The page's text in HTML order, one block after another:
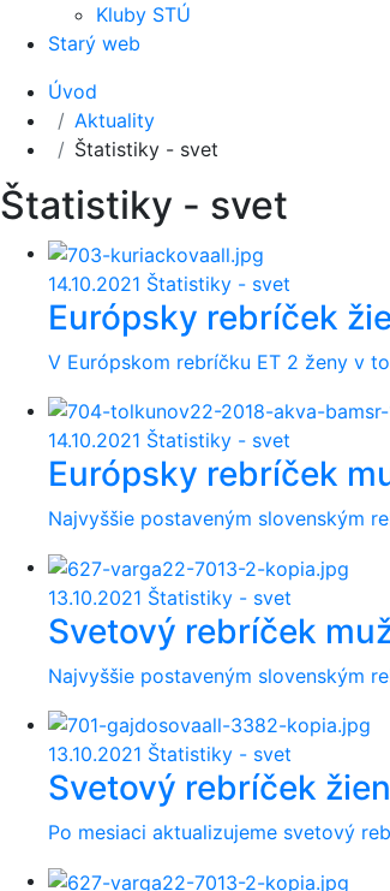
Kluby STÚ
Starý web
Úvod
Aktuality
Štatistiky - svet
Štatistiky - svet
14.10.2021 Štatistiky - svet
Európsky rebríček
V Európskom rebríčku ET 2 ženy v
14.10.2021 Štatistiky - svet
Európsky rebríček
Najvyššie postaveným slovenským
13.10.2021 Štatistiky - svet
Svetový rebríček
Najvyššie postaveným slovenským
13.10.2021 Štatistiky - svet
Svetový rebríček
Po mesiaci aktualizujeme svetový